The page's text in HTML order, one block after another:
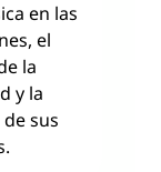
en las
el
la
y la
sus